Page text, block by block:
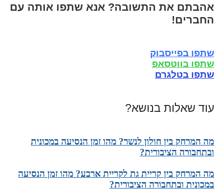
אהבתם את התשובה? אנא שתפו אותה עם
החברים!
שתפו בפייסבוק
שתפו בווטסאפ
שתפו בטלגרם
עוד שאלות בנושא?
מה המרחק בין חולון לנשר? מהו זמן הנסיעה במכונית
ובתחבורה הציבורית?
מה המרחק בין קריית גת לקריית ארבע? מהו זמן הנסיעה
במכונית ובתחבורה הציבורית?